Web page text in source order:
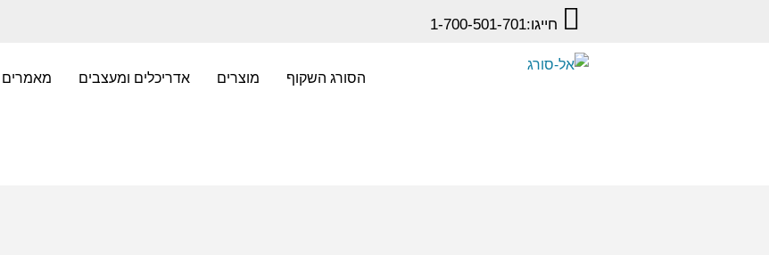
חייגו:1-700-501-701
הסורג השקוף מוצרים אדריכלים ומעצבים מאמרים